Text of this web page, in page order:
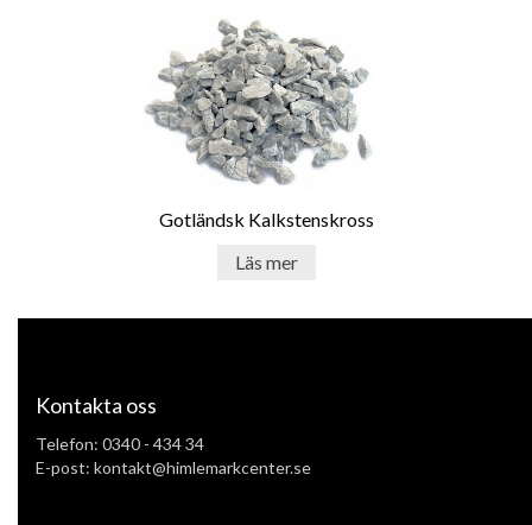
Gotländsk Kalkstenskross
Läs mer
Kontakta oss
Telefon: 0340 - 434 34
E-post: kontakt@himlemarkcenter.se